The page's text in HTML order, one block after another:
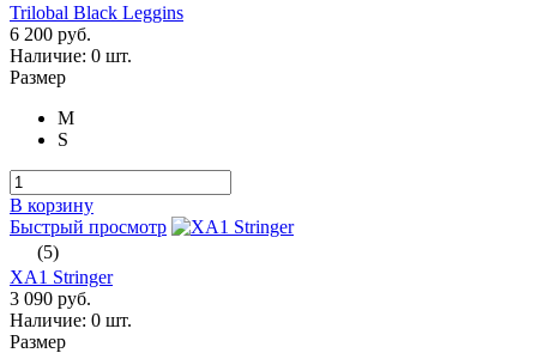
Trilobal Black Leggins
6 200 руб.
Наличие: 0 шт.
Размер
M
S
В корзину
Быстрый просмотр
(5)
XA1 Stringer
3 090 руб.
Наличие: 0 шт.
Размер